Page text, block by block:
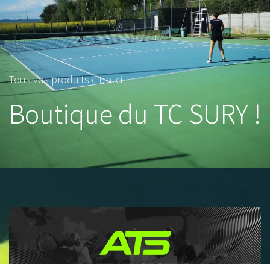
Tous vos produits club ici
Boutique du TC SURY !